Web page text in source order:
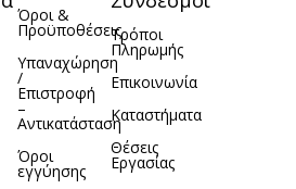
Όροι &
Προϋποθέσεις
Υπαναχώρηση
/
Επιστροφή
–
Αντικατάσταση
Όροι
εγγύησης
Τρόποι
Πληρωμής
Επικοινωνία
Καταστήματα
Θέσεις
Εργασίας